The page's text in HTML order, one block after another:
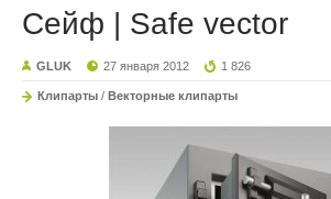
Сейф | Safe vector
GLUK 27 января 2012 1 826
Клипарты / Векторные клипарты